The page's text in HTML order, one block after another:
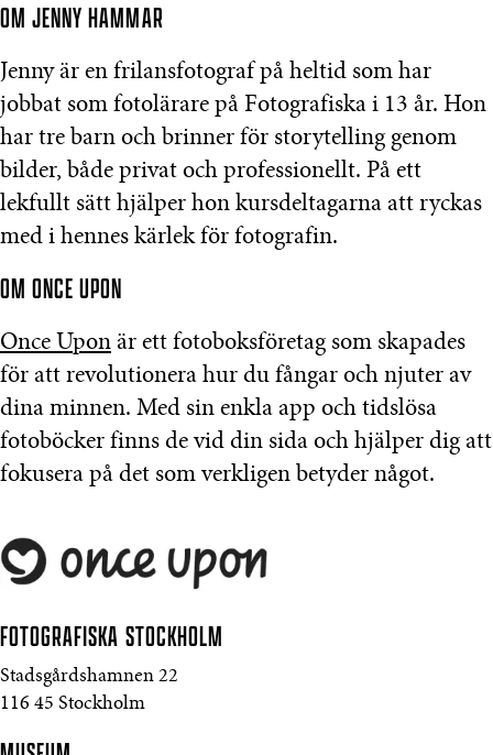
OM JENNY HAMMAR
Jenny är en frilansfotograf på heltid som har
jobbat som fotolärare på Fotografiska i 13 år. Hon
har tre barn och brinner för storytelling genom
bilder, både privat och professionellt. På ett
lekfullt sätt hjälper hon kursdeltagarna att ryckas
med i hennes kärlek för fotografin.
OM ONCE UPON
Once Upon är ett fotoboksföretag som skapades
för att revolutionera hur du fångar och njuter av
dina minnen. Med sin enkla app och tidslösa
fotoböcker finns de vid din sida och hjälper dig att
fokusera på det som verkligen betyder något.
FOTOGRAFISKA STOCKHOLM
Stadsgårdshamnen 22
116 45 Stockholm